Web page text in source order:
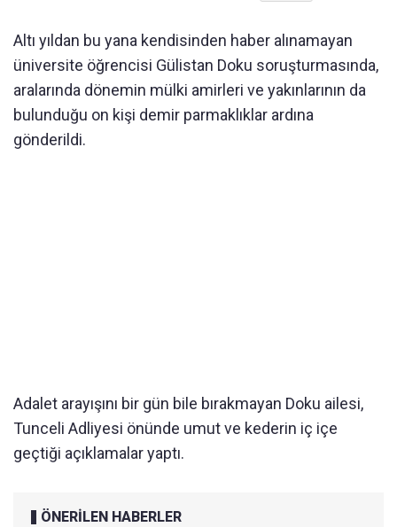
Altı yıldan bu yana kendisinden haber alınamayan
üniversite öğrencisi Gülistan Doku soruşturmasında,
aralarında dönemin mülki amirleri ve yakınlarının da
bulunduğu on kişi demir parmaklıklar ardına
gönderildi.
Adalet arayışını bir gün bile bırakmayan Doku ailesi,
Tunceli Adliyesi önünde umut ve kederin iç içe
geçtiği açıklamalar yaptı.
ÖNERİLEN HABERLER